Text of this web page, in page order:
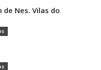
Nes. Vilas do